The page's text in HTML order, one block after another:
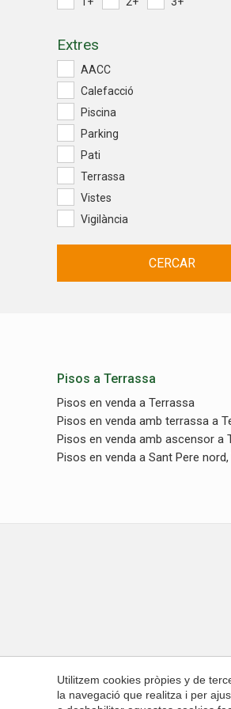
Extres
AACC
Calefacció
Piscina
Parking
Pati
Terrassa
Vistes
Vigilància
CERCAR
Pisos a Terrassa
Pisos en venda a Terrassa
Pisos en venda amb terrassa a
Pisos en venda amb ascensor a
Pisos en venda a Sant Pere
Utilitzem cookies pròpies y de
la navegació que realitza i per